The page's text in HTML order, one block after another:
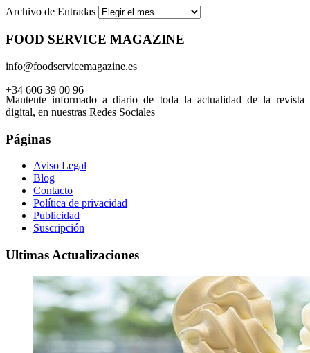
Archivo de Entradas
FOOD SERVICE MAGAZINE
info@foodservicemagazine.es
+34 606 39 00 96
Mantente informado a diario de toda la actualidad de la revista
digital, en nuestras Redes Sociales
Páginas
Aviso Legal
Blog
Contacto
Política de privacidad
Publicidad
Suscripción
Ultimas Actualizaciones